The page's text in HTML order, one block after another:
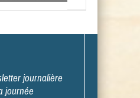
journalière
journée